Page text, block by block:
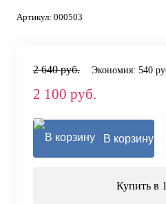
Артикул: 000503
2 640 руб. Экономия: 540
2 100 руб.
В корзину
Купить в